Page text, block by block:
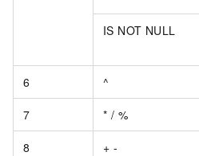
IS NOT NULL
6 ^
7 * / %
8 + -